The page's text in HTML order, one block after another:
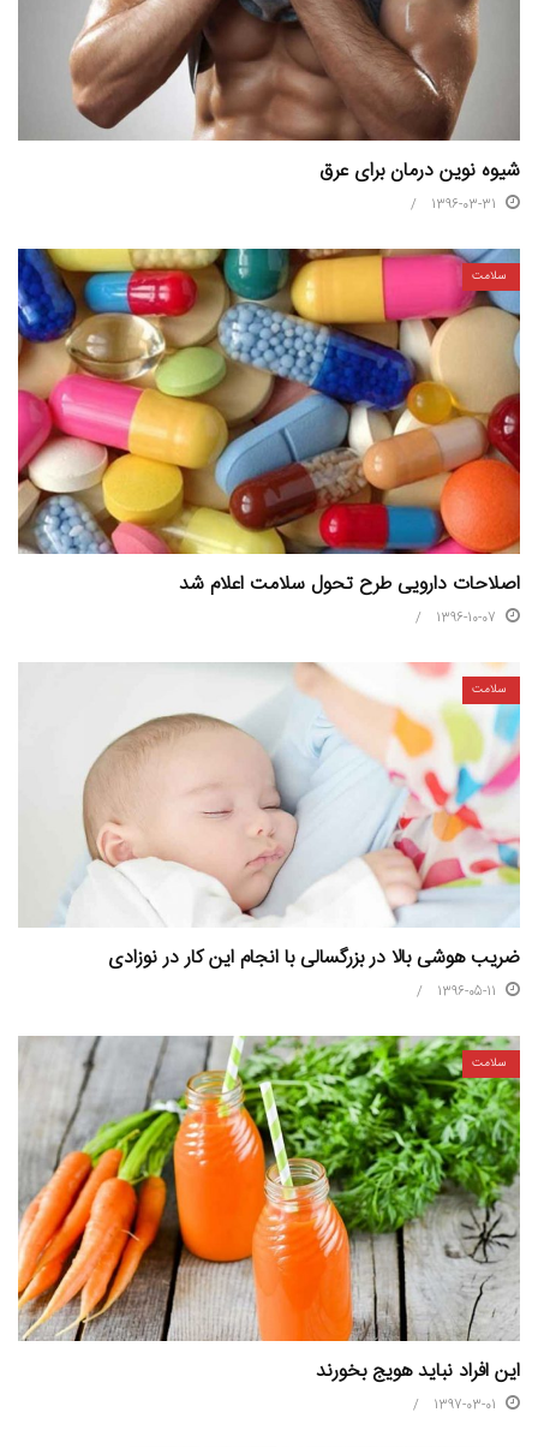
شیوه نوین درمان برای عرق
1396-03-31
سلامت
اصلاحات دارویی طرح تحول سلامت اعلام شد
1396-10-07
سلامت
ضریب هوشی بالا در بزرگسالی با انجام این کار در نوزادی
1396-05-11
سلامت
این افراد نباید هویج بخورند
1397-03-01